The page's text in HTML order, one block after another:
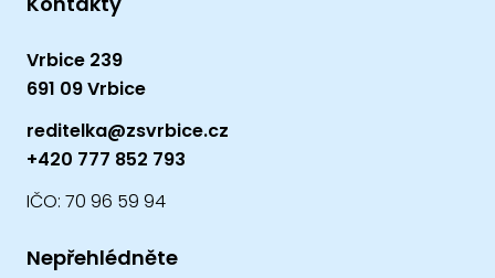
Vrbice 239
691 09 Vrbice
reditelka@zsvrbice.cz
+420 777 852 793
IČO: 70 96 59 94
Nepřehlédněte